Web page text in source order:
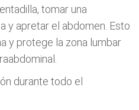
tomar una
y apretar el abdomen. Esto
y protege la zona lumbar
durante todo el